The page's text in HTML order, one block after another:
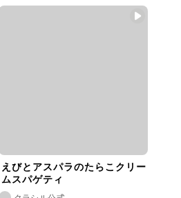
えびとアスパラのたらこクリー
ムスパゲティ